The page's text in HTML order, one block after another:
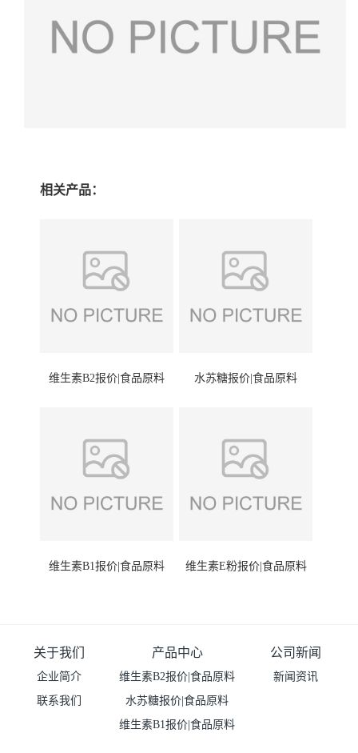
相关产品：
维生素B2报价|食品原料 水苏糖报价|食品原料
维生素B1报价|食品原料 维生素E粉报价|食品原料
关于我们
企业简介
联系我们
产品中心
维生素B2报价|食品原料
水苏糖报价|食品原料
维生素B1报价|食品原料
公司新闻
新闻资讯